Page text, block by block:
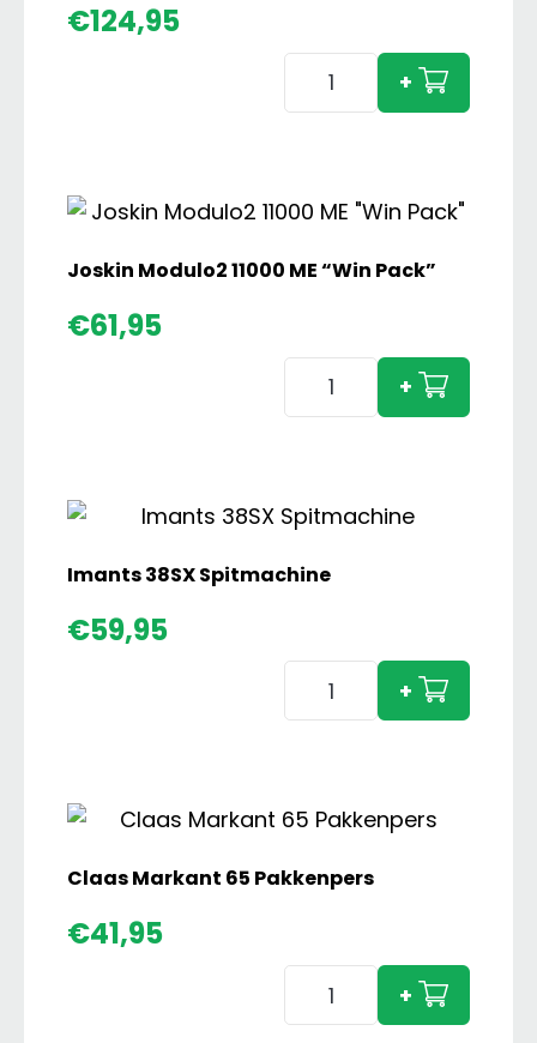
€124,95
Grimme
SE260
+
Joskin Modulo2 11000 ME “Win Pack”
€61,95
Joskin
Modulo2
"Win
Pack"
aantal
+
Imants 38SX Spitmachine
€59,95
Imants
38SX
+
Claas Markant 65 Pakkenpers
€41,95
Claas
Markant
+